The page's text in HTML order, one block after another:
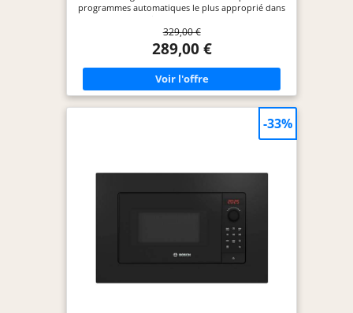
programmes automatiques le plus approprié dans
Possédant un design élégant, il s'intègre
parfaitement dans tous types de cuisine. Le micro-
ondes dispose d'un écran LED à affichage
permettant de faciliter son utilisation. L'écran
permet d'indiquer le temps restant mais aussi
l'heure grâce à son horloge interne. Son bouton
329,00 €
289,00 €
-33%